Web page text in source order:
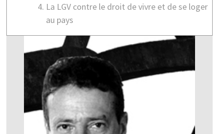
La LGV contre le droit de vivre et de se loger
au pays